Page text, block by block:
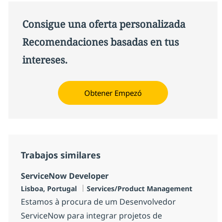
Consigue una oferta personalizada
Recomendaciones basadas en tus
intereses.
Obtener Empezó
Trabajos similares
ServiceNow Developer
Ubicación
Lisboa, Portugal Categoría
Services/Product Management
Estamos à procura de um Desenvolvedor
ServiceNow para integrar projetos de